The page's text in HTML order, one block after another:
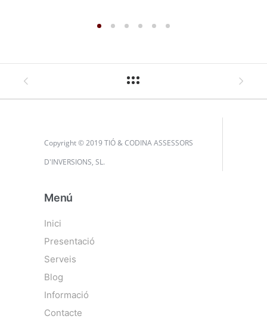
Copyright © 2019 TIÓ & CODINA ASSESSORS
D'INVERSIONS, SL.
Menú
Inici
Presentació
Serveis
Blog
Informació
Contacte